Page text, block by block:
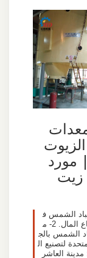
| مورد
زيت
الشمس ف
ي مصر – صناع المال. 2- م
الشمس بالج
لتصنيع ال
مدينة العاشر